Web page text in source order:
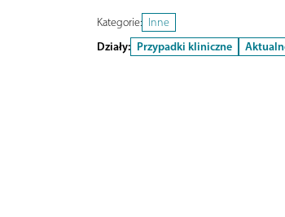
Kategorie: Inne
Działy: Przypadki kliniczne